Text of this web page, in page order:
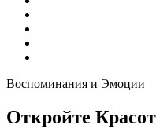
Воспоминания и Эмоции
Откройте